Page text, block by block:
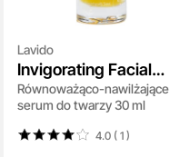
Lavido
Invigorating Facial
Serum
Równoważąco-nawilżające
serum do twarzy 30 ml
4.0 ( 1)